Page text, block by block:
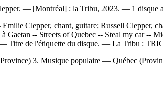
— [Montréal] : la Tribu, 2023. — 1 disque
Clepper, chant, guitare; Russell Clepper,
Gaetan -- Streets of Quebec -- Steal my car --
Titre de l'étiquette du disque. — La Tribu :
3. Musique populaire — Québec